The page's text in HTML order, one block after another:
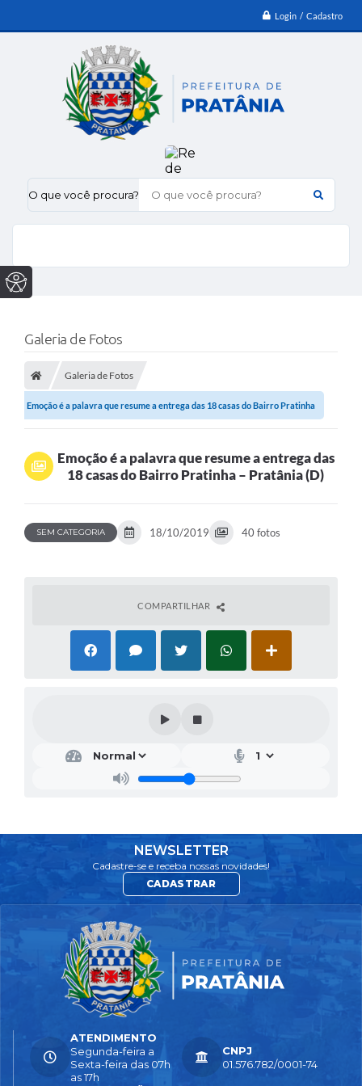
Login / Cadastro
O que você procura?
Galeria de Fotos
Galeria de Fotos
Emoção é a palavra que resume a entrega das 18 casas do Bairro Pratinha
Emoção é a palavra que resume a entrega das
18 casas do Bairro Pratinha – Pratânia (D)
SEM CATEGORIA 18/10/2019 40 fotos
COMPARTILHAR
NEWSLETTER
Cadastre-se e receba nossas novidades!
CADASTRAR
ATENDIMENTO
Segunda-feira a
Sexta-feira das 07h
as 17h
CNPJ
01.576.782/0001-74